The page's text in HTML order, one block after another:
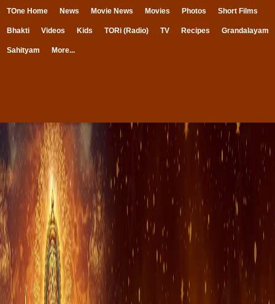
TOne Home News Movie News Movies Photos Short Films
Bhakti Videos Kids TORi (Radio) TV Recipes Grandalayam
Sahityam More...